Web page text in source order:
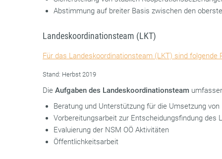
Abstimmung auf breiter Basis zwischen den
Landeskoordinationsteam (LKT)
Für das Landeskoordinationsteam (LKT) sind folgende
Stand: Herbst 2019
DieAufgaben des Landeskoordinationsteam
Beratung und Unterstützung für die Umsetzung von
Vorbereitungsarbeit zur Entscheidungsfindung des
Evaluierung der NSM OÖ Aktivitäten
Öffentlichkeitsarbeit